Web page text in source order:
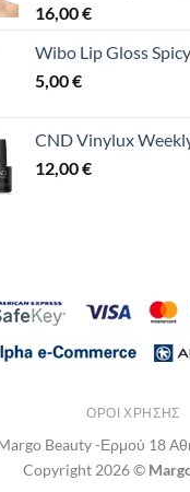
16,00€
Wibo Lip Gloss
5,00€
CND Vinylux
12,00€
ΌΡΟΙ ΧΡΉΣΗΣ
Beauty -Ερμού 18
Copyright 2026 ©